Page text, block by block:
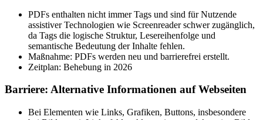
PDFs enthalten nicht immer Tags und sind für Nutzende
assistiver Technologien wie Screenreader schwer zugänglich,
da Tags die logische Struktur, Lesereihenfolge und
semantische Bedeutung der Inhalte fehlen.
Maßnahme: PDFs werden neu und barrierefrei erstellt.
Zeitplan: Behebung in 2026
Barriere: Alternative Informationen auf Webseiten
Bei Elementen wie Links, Grafiken, Buttons, insbesondere